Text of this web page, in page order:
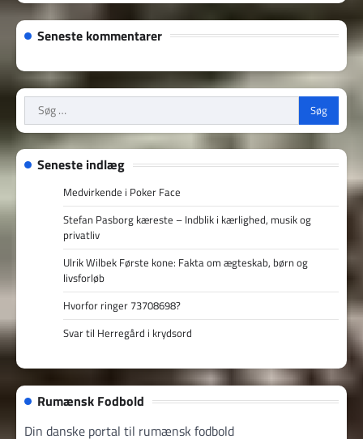
Seneste kommentarer
Søg
efter:
Seneste indlæg
Medvirkende i Poker Face
Stefan Pasborg kæreste – Indblik i kærlighed, musik og
privatliv
Ulrik Wilbek Første kone: Fakta om ægteskab, børn og
livsforløb
Hvorfor ringer 73708698?
Svar til Herregård i krydsord
Rumænsk Fodbold
Din danske portal til rumænsk fodbold